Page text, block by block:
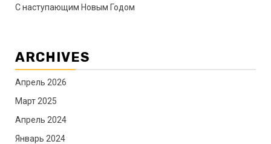
C наступающим Новым Годом
ARCHIVES
Апрель 2026
Март 2025
Апрель 2024
Январь 2024